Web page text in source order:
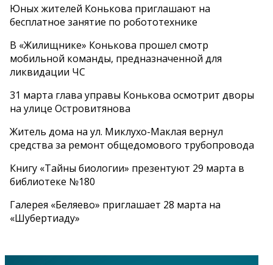
Юных жителей Конькова приглашают на
бесплатное занятие по робототехнике
В «Жилищнике» Конькова прошел смотр
мобильной команды, предназначенной для
ликвидации ЧС
31 марта глава управы Конькова осмотрит дворы
на улице Островитянова
Житель дома на ул. Миклухо-Маклая вернул
средства за ремонт общедомового трубопровода
Книгу «Тайны биологии» презентуют 29 марта в
библиотеке №180
Галерея «Беляево» приглашает 28 марта на
«Шубертиаду»